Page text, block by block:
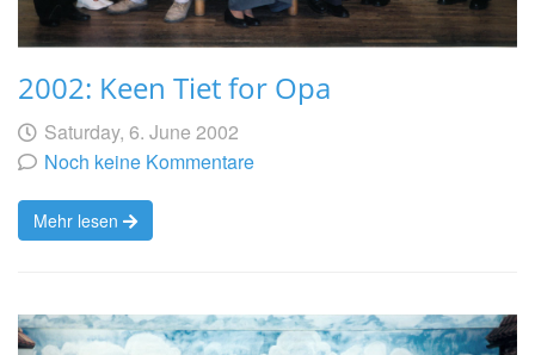
2002: Keen Tiet for Opa
Geschrieben
von
am Saturday, 6. June 2002
Noch keine Kommentare
Mehr lesen